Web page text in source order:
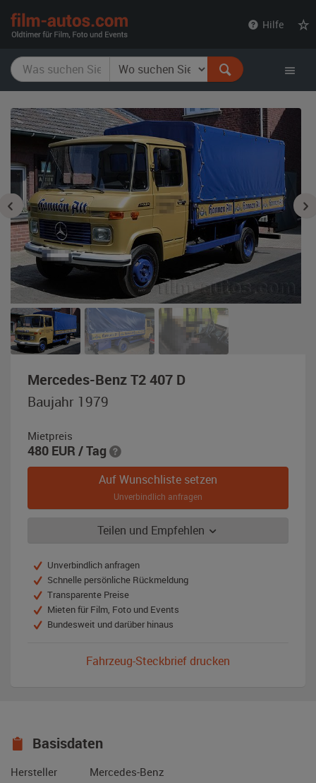
Hilfe
Mercedes-Benz T2 407 D
Baujahr 1979
Mietpreis
480 EUR / Tag
Auf Wunschliste setzen
Unverbindlich anfragen
Teilen und Empfehlen
Unverbindlich anfragen
Schnelle persönliche Rückmeldung
Transparente Preise
Mieten für Film, Foto und Events
Bundesweit und darüber hinaus
Fahrzeug-Steckbrief drucken
Basisdaten
Hersteller
Mercedes-Benz